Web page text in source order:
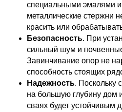
специальными эмалями и
металлические стержни
красить или
Безопасность. При
сильный шум и
Завинчивание опор не
способность стоящих
Надежность. Поскольку
на большую глубину дом
сваях будет устойчивым